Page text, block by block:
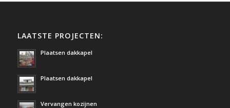
LAATSTE PROJECTEN:
Plaatsen dakkapel
Plaatsen dakkapel
Vervangen kozijnen